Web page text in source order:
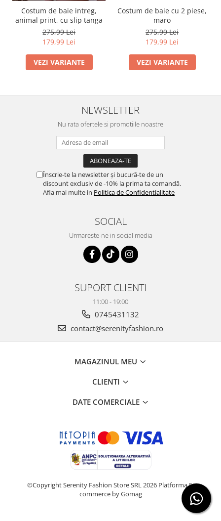
Costum de baie intreg,
animal print, cu slip tanga
275,99 Lei
179,99 Lei
VEZI VARIANTE
Costum de baie cu 2 piese,
maro
275,99 Lei
179,99 Lei
VEZI VARIANTE
NEWSLETTER
Nu rata ofertele si promotiile noastre
Înscrie-te la newsletter și bucură-te de un
discount exclusiv de -10% la prima ta comandă.
Afla mai multe in Politica de Confidentialitate
SOCIAL
Urmareste-ne in social media
SUPORT CLIENTI
11:00 - 19:00
0745431132
contact@serenityfashion.ro
MAGAZINUL MEU
CLIENTI
DATE COMERCIALE
©Copyright Serenity Fashion Store SRL 2026 Platforma E-
commerce by Gomag